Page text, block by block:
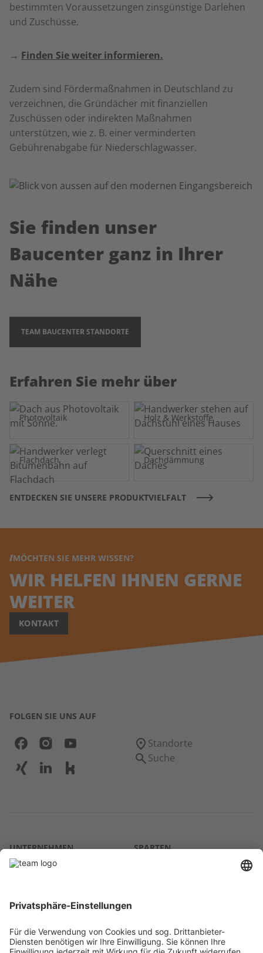
bestimmten Voraussetzungen zinsgünstige Darlehen
und Zuschüsse.
→ Finden Sie weiter informieren.
Zudem sind Fördermaßnahmen in Deutschland zu
verzeichnen, die Gründächer mit finanziellen
Zuschüssen oder indirekten Maßnahmen
unterstützen, wie z. B. einer verminderten
Gebührenabgabe für Niederschlagwasser.
Sie finden unser
Baucenter ganz in Ihrer
Nähe
TEAM BAUCENTER STANDORTE
Erfahren Sie mehr über
Photovoltaik Holz & Werkstoffe
Flachdach Dachdämmung
ENTDECKEN SIE UNSERE PRODUKTVIELFALT
MÖCHTEN SIE MEHR WISSEN?
WIR HELFEN IHNEN GERNE
WEITER
KONTAKT
FOLGEN SIE UNS AUF
Standorte
Suche
UNTERNEHMEN
Über uns
Karriere
Kontakt
SPARTEN